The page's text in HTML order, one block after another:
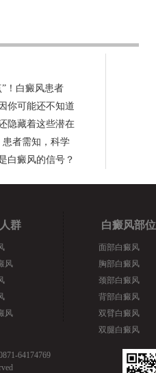
！白癜风患者
你可能还不知道
隐藏着这些潜在
患者需知，科学
白癜风的信号？
群
风
风
白癜风部位
面部白癜风
胸部白癜风
颈部白癜风
背部白癜风
双臂白癜风
双腿白癜风
64174769